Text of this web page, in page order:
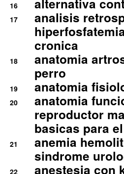
16 alternativa
17
analisis
cronica
18
anatomia
perro
19 anatomia
20
anatomia
reproductor
basicas para
21
anemia
sindrome
22 anestesia con